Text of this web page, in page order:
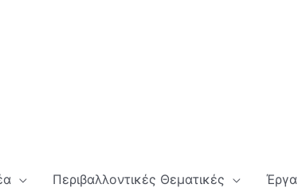
Περιβαλλοντικές Θεματικές Έργα